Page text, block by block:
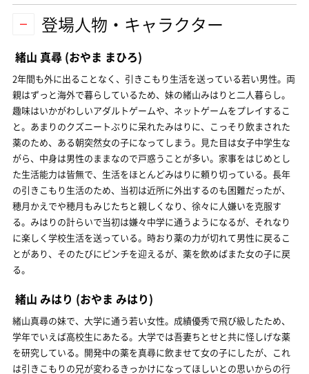
登場人物・キャラクター
緒山 真尋 (おやま まひろ)
2年間も外に出ることなく、引きこもり生活を送っている若い男性。両
親はずっと海外で暮らしているため、妹の緒山みはりと二人暮らし。
趣味はいかがわしいアダルトゲームや、ネットゲームをプレイするこ
と。あまりのクズニートぶりに呆れたみはりに、こっそり飲まされた
薬のため、ある朝突然女の子になってしまう。見た目は女子中学生な
がら、中身は男性のままなので戸惑うことが多い。家事をはじめとし
た生活能力は皆無で、生活をほとんどみはりに頼り切っている。長年
の引きこもり生活のため、当初は近所に外出するのも困難だったが、
穂月かえでや穂月もみじたちと親しくなり、徐々に人嫌いを克服す
る。みはりの計らいで当初は嫌々中学に通うようになるが、それなり
に楽しく学校生活を送っている。時おり薬の力が切れて男性に戻るこ
とがあり、そのたびにピンチを迎えるが、薬を飲めばまた女の子に戻
る。
緒山 みはり (おやま みはり)
緒山真尋の妹で、大学に通う若い女性。成績優秀で飛び級したため、
学年でいえば高校生にあたる。大学では吾妻ちとせと共に怪しげな薬
を研究している。開発中の薬を真尋に飲ませて女の子にしたが、これ
は引きこもりの兄が変わるきっかけになってほしいとの思いからの行